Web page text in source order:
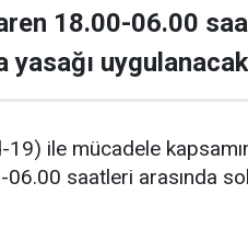
18.00-06.00
yasağı
ile mücadele
saatleri arasında